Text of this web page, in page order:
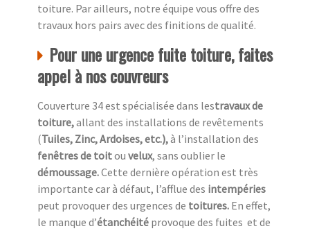
toiture. Par ailleurs, notre équipe vous offre des
travaux hors pairs avec des finitions de qualité.
Pour une urgence fuite toiture, faites
appel à nos couvreurs
Couverture 34 est spécialisée dans lestravaux de
toiture,allant des installations de revêtements
(Tuiles, Zinc, Ardoises, etc.),à l’installation des
fenêtres de toitou velux, sans oublier le
démoussage.Cette dernière opération est très
importante car à défaut, l’afflue des intempéries
peut provoquer des urgences de toitures. En effet,
le manque d’étanchéité provoque des fuites et de